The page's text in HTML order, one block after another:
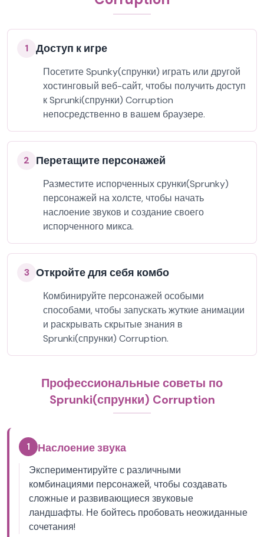
1 Доступ к игре
Посетите Spunky(спрунки) играть или другой
хостинговый веб-сайт, чтобы получить доступ
к Sprunki(спрунки) Corruption
непосредственно в вашем браузере.
2 Перетащите персонажей
Разместите испорченных срунки(Sprunky)
персонажей на холсте, чтобы начать
наслоение звуков и создание своего
испорченного микса.
3 Откройте для себя комбо
Комбинируйте персонажей особыми
способами, чтобы запускать жуткие анимации
и раскрывать скрытые знания в
Sprunki(спрунки) Corruption.
Профессиональные советы по
Sprunki(спрунки) Corruption
1 Наслоение звука
Экспериментируйте с различными
комбинациями персонажей, чтобы создавать
сложные и развивающиеся звуковые
ландшафты. Не бойтесь пробовать неожиданные
сочетания!